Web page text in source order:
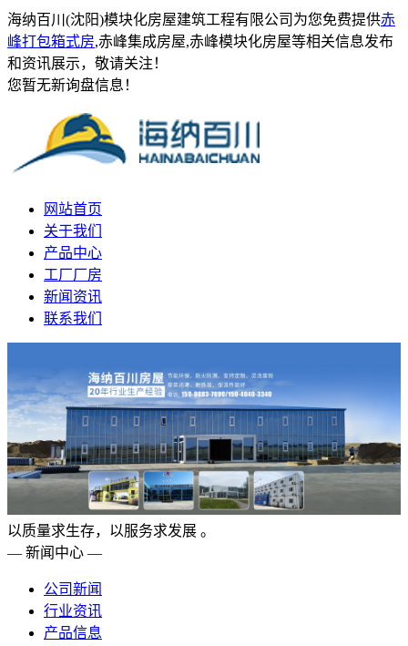
海纳百川(沈阳)模块化房屋建筑工程有限公司为您免费提供赤
峰打包箱式房,赤峰集成房屋,赤峰模块化房屋等相关信息发布
和资讯展示，敬请关注！
您暂无新询盘信息！
网站首页
关于我们
产品中心
工厂厂房
新闻资讯
联系我们
以质量求生存，以服务求发展 。
— 新闻中心 —
公司新闻
行业资讯
产品信息